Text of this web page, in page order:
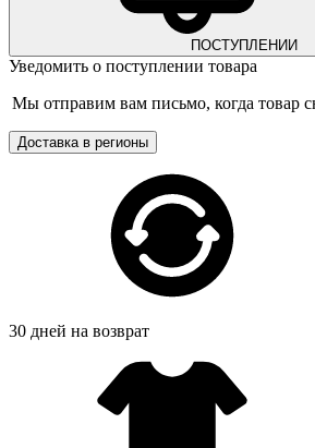
ПОСТУПЛЕНИИ
Уведомить о поступлении товара
Мы отправим вам письмо, когда товар
Доставка в регионы
30 дней на возврат